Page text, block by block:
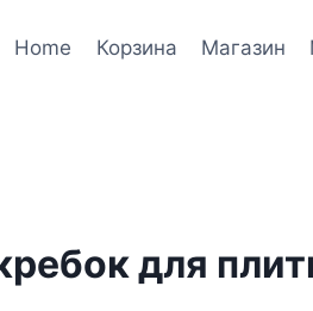
Home Корзина Магазин
для